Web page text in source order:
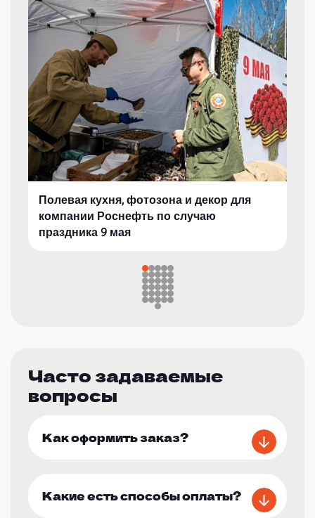
Полевая кухня, фотозона и декор для
компании Роснефть по случаю
праздника 9 мая
Часто задаваемые
вопросы
Как оформить заказ?
Какие есть способы оплаты?